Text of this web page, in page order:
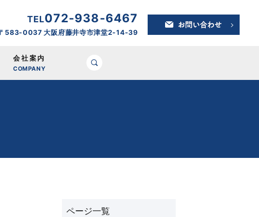
会社案内
COMPANY
search
TEL072-938-6467
583-0037 大阪府藤井寺市津堂2-14-39